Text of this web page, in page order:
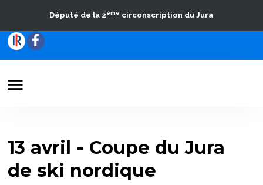
Travaux parlementaires
La Circonscription
Député de la 2ème circonscription du Jura
13 avril - Coupe du Jura
de ski nordique